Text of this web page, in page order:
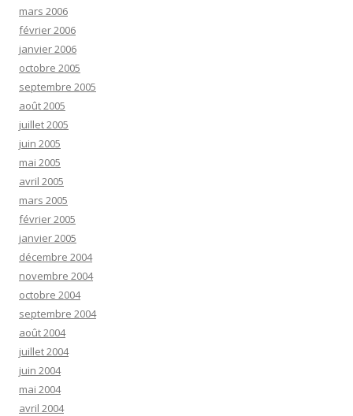
mars 2006
février 2006
janvier 2006
octobre 2005
septembre 2005
août 2005
juillet 2005
juin 2005
mai 2005
avril 2005
mars 2005
février 2005
janvier 2005
décembre 2004
novembre 2004
octobre 2004
septembre 2004
août 2004
juillet 2004
juin 2004
mai 2004
avril 2004